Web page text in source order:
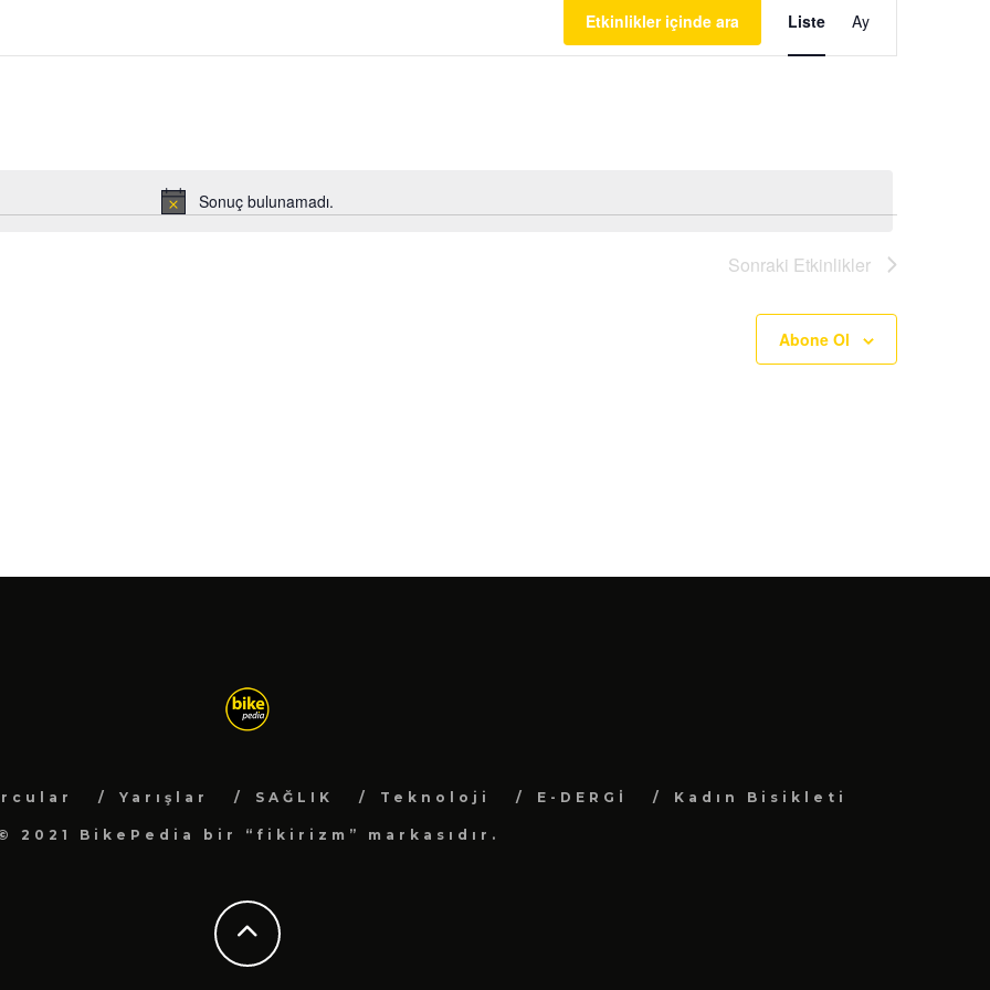
Notice
Sonuç bulunamadı.
Etkinlikler içinde ara
görünümlerde
Liste Ay
Sonraki Etkinlikler
Abone Ol
Yarışlar SAĞLIK Teknoloji E-DERGİ Kadın Bisikleti
2021 BikePedia bir “fikirizm” markasıdır.